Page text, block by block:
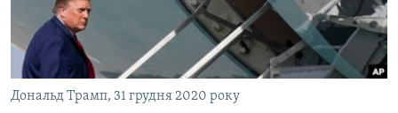
ПОДКАСТИ
КРИМ РЕАЛІЇ
РУС
Дональд Трамп, 31 грудня 2020 року